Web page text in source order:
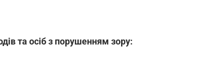
та осіб з порушенням зору: